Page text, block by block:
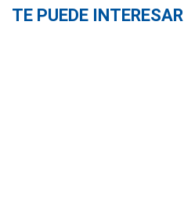
TE PUEDE INTERESAR